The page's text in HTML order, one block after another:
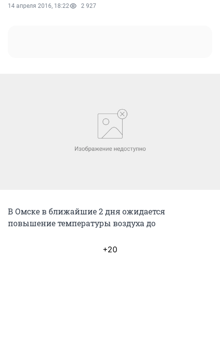
14 апреля 2016, 18:22 2 927
В Омске в ближайшие 2 дня ожидается
повышение температуры воздуха до
+20